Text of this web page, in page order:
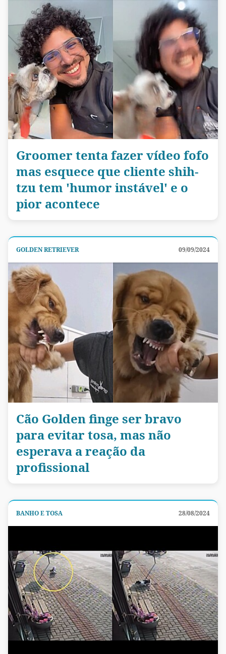
Groomer tenta fazer vídeo fofo
mas esquece que cliente shih-
tzu tem 'humor instável' e o
pior acontece
GOLDEN RETRIEVER 09/09/2024
Cão Golden finge ser bravo
para evitar tosa, mas não
esperava a reação da
profissional
BANHO E TOSA 28/08/2024